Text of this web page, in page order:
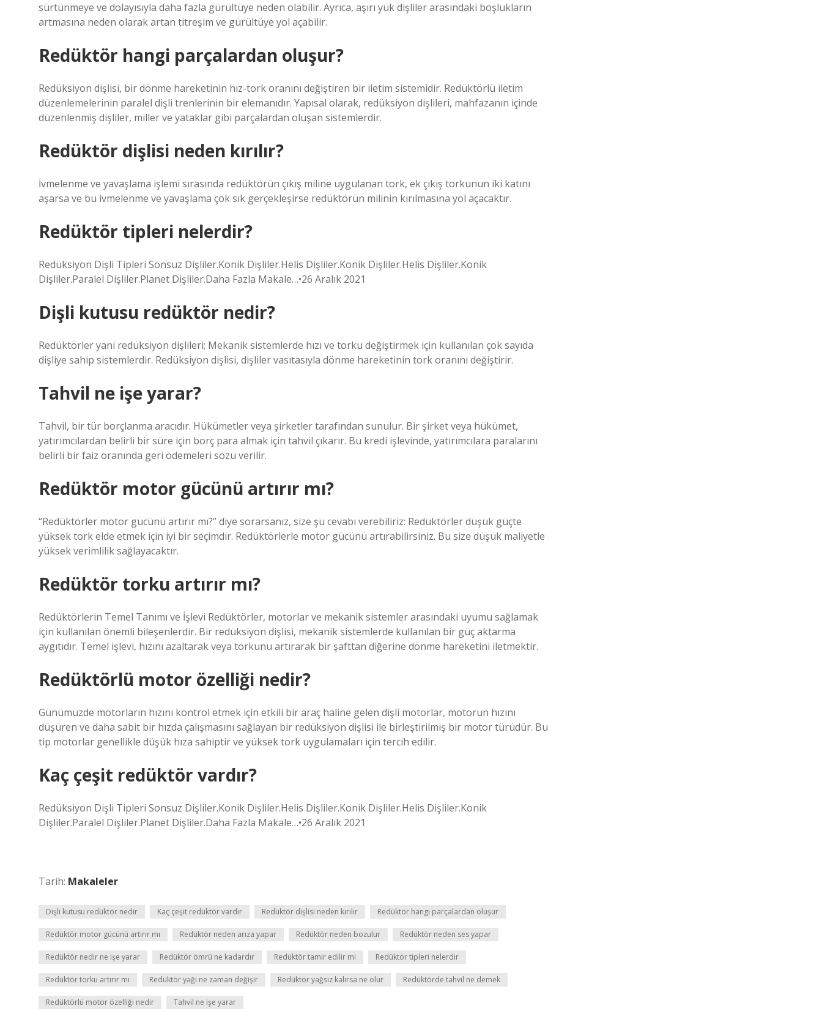
sürtünmeye ve dolayısıyla daha fazla gürültüye neden olabilir. Ayrıca, aşırı yük dişliler arasındaki boşlukların
artmasına neden olarak artan titreşim ve gürültüye yol açabilir.
Redüktör hangi parçalardan oluşur?
Redüksiyon dişlisi, bir dönme hareketinin hız-tork oranını değiştiren bir iletim sistemidir. Redüktörlü iletim
düzenlemelerinin paralel dişli trenlerinin bir elemanıdır. Yapısal olarak, redüksiyon dişlileri, mahfazanın içinde
düzenlenmiş dişliler, miller ve yataklar gibi parçalardan oluşan sistemlerdir.
Redüktör dişlisi neden kırılır?
İvmelenme ve yavaşlama işlemi sırasında redüktörün çıkış miline uygulanan tork, ek çıkış torkunun iki katını
aşarsa ve bu ivmelenme ve yavaşlama çok sık gerçekleşirse redüktörün milinin kırılmasına yol açacaktır.
Redüktör tipleri nelerdir?
Redüksiyon Dişli Tipleri Sonsuz Dişliler.Konik Dişliler.Helis Dişliler.Konik Dişliler.Helis Dişliler.Konik
Dişliler.Paralel Dişliler.Planet Dişliler.Daha Fazla Makale…•26 Aralık 2021
Dişli kutusu redüktör nedir?
Redüktörler yani redüksiyon dişlileri; Mekanik sistemlerde hızı ve torku değiştirmek için kullanılan çok sayıda
dişliye sahip sistemlerdir. Redüksiyon dişlisi, dişliler vasıtasıyla dönme hareketinin tork oranını değiştirir.
Tahvil ne işe yarar?
Tahvil, bir tür borçlanma aracıdır. Hükümetler veya şirketler tarafından sunulur. Bir şirket veya hükümet,
yatırımcılardan belirli bir süre için borç para almak için tahvil çıkarır. Bu kredi işlevinde, yatırımcılara paralarını
belirli bir faiz oranında geri ödemeleri sözü verilir.
Redüktör motor gücünü artırır mı?
“Redüktörler motor gücünü artırır mı?” diye sorarsanız, size şu cevabı verebiliriz: Redüktörler düşük güçte
yüksek tork elde etmek için iyi bir seçimdir. Redüktörlerle motor gücünü artırabilirsiniz. Bu size düşük maliyetle
yüksek verimlilik sağlayacaktır.
Redüktör torku artırır mı?
Redüktörlerin Temel Tanımı ve İşlevi Redüktörler, motorlar ve mekanik sistemler arasındaki uyumu sağlamak
için kullanılan önemli bileşenlerdir. Bir redüksiyon dişlisi, mekanik sistemlerde kullanılan bir güç aktarma
aygıtıdır. Temel işlevi, hızını azaltarak veya torkunu artırarak bir şafttan diğerine dönme hareketini iletmektir.
Redüktörlü motor özelliği nedir?
Günümüzde motorların hızını kontrol etmek için etkili bir araç haline gelen dişli motorlar, motorun hızını
düşüren ve daha sabit bir hızda çalışmasını sağlayan bir redüksiyon dişlisi ile birleştirilmiş bir motor türüdür. Bu
tip motorlar genellikle düşük hıza sahiptir ve yüksek tork uygulamaları için tercih edilir.
Kaç çeşit redüktör vardır?
Redüksiyon Dişli Tipleri Sonsuz Dişliler.Konik Dişliler.Helis Dişliler.Konik Dişliler.Helis Dişliler.Konik
Dişliler.Paralel Dişliler.Planet Dişliler.Daha Fazla Makale…•26 Aralık 2021
Tarih: Makaleler
Dişli kutusu redüktör nedir Kaç çeşit redüktör vardır Redüktör dişlisi neden kırılır Redüktör hangi parçalardan oluşur
Redüktör motor gücünü artırır mı Redüktör neden arıza yapar Redüktör neden bozulur Redüktör neden ses yapar
Redüktör nedir ne işe yarar Redüktör ömrü ne kadardır Redüktör tamir edilir mi Redüktör tipleri nelerdir
Redüktör torku artırır mı Redüktör yağı ne zaman değişir Redüktör yağsız kalırsa ne olur Redüktörde tahvil ne demek
Redüktörlü motor özelliği nedir Tahvil ne işe yarar